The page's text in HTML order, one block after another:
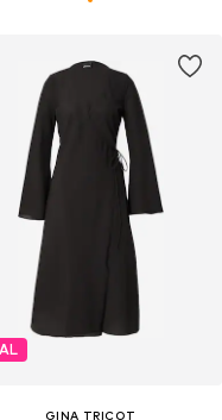
GINA TRICOT